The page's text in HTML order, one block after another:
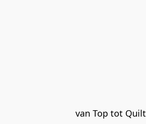
van Top tot Quilt